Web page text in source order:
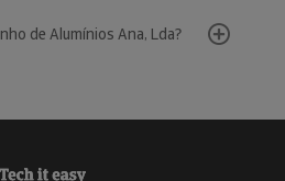
de Alumínios Ana, Lda?